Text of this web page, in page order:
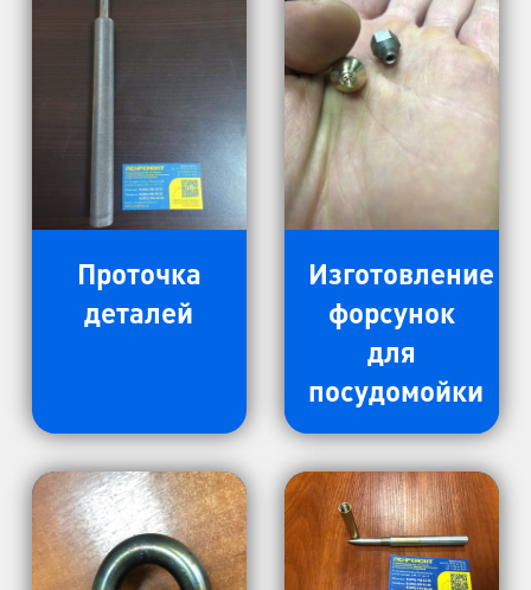
Проточка
деталей
Изготовление
форсунок
для
посудомойки